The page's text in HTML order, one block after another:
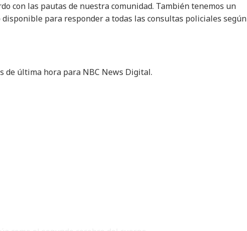
con las pautas de nuestra comunidad. También tenemos un
para responder a todas las consultas policiales según
de última hora para NBC News Digital.